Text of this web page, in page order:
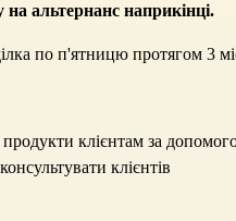
на альтернанс наприкінці.
по п'ятницю протягом 3
продукти клієнтам за
клієнтів